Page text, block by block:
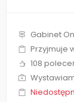
Gabinet
Przyjmuje
108